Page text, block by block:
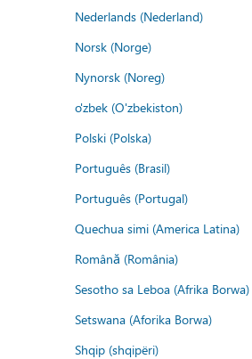
Nederlands (Nederland)
Norsk (Norge)
Nynorsk (Noreg)
o'zbek (O'zbekiston)
Polski (Polska)
Português (Brasil)
Português (Portugal)
Quechua simi (America Latina)
Română (România)
Sesotho sa Leboa (Afrika Borwa)
Setswana (Aforika Borwa)
Shqip (shqipëri)